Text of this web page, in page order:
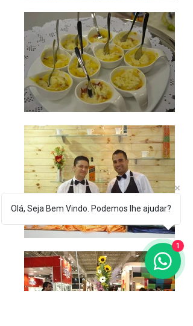
Olá, Seja Bem Vindo. Podemos lhe ajudar?
1